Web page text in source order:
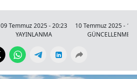
09 Temmuz 2025 - 20:23
YAYINLANMA
10 Temmuz 2025 -
GÜNCELLENME